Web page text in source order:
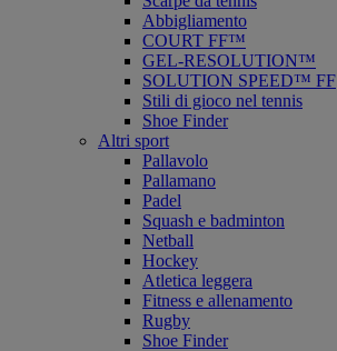
Abbigliamento
COURT FF™
GEL-RESOLUTION™
SOLUTION SPEED™ FF
Stili di gioco nel tennis
Shoe Finder
Altri sport
Pallavolo
Pallamano
Padel
Squash e badminton
Netball
Hockey
Atletica leggera
Fitness e allenamento
Rugby
Shoe Finder